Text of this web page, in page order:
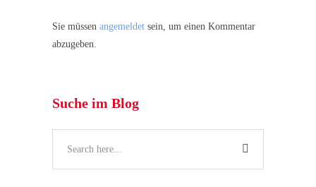
Sie müssen angemeldet sein, um einen Kommentar
abzugeben.
Suche im Blog